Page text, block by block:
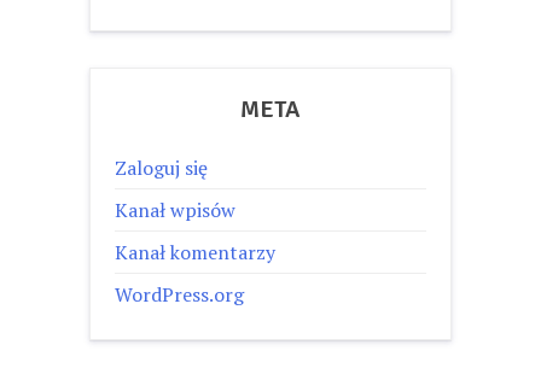
META
Zaloguj się
Kanał wpisów
Kanał komentarzy
WordPress.org